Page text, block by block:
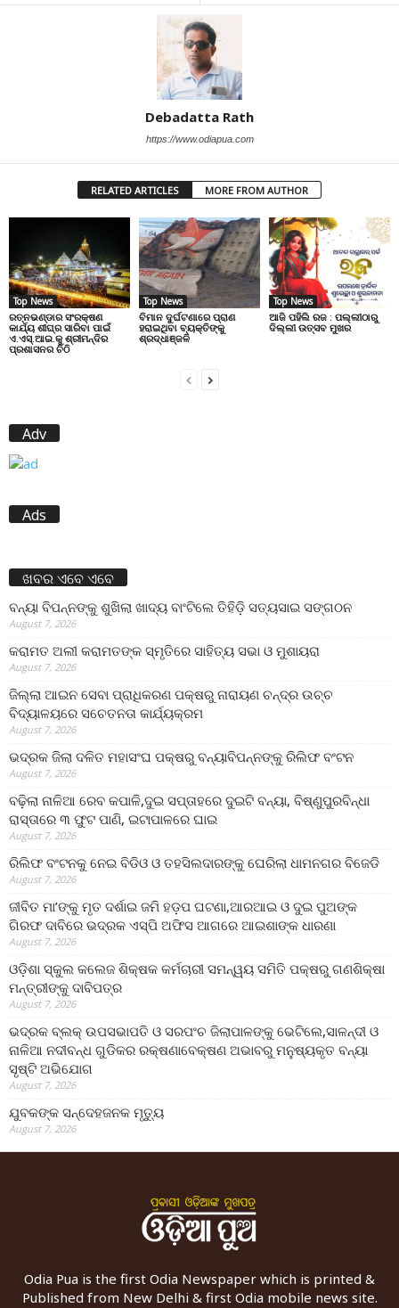
Debadatta Rath
https://www.odiapua.com
RELATED ARTICLES MORE FROM AUTHOR
Top News
ରତ୍ନଭଣ୍ଡାର ସଂରକ୍ଷଣ
କାର୍ଯ୍ୟ ଶୀଘ୍ର ସାରିବା ପାଇଁ
ଏ.ଏସ୍.ଆଇ.କୁ ଶ୍ରୀମନ୍ଦିର
ପ୍ରଶାସନର ଚିଠି
Top News
ବିମାନ ଦୁର୍ଘଟଣାରେ ପ୍ରାଣ
ହରାଇଥିବା ବ୍ୟକ୍ତିଙ୍କୁ
ଶ୍ରଦ୍ଧାଞ୍ଜଳି
Top News
ଆଜି ପହିଲି ରଜ : ପଲ୍ଲୀଠାରୁ
ଦିଲ୍ଲୀ ଉତ୍ସବ ମୁଖର
Adv
Ads
ଖବର ଏବେ ଏବେ
ବନ୍ୟା ବିପନ୍ନଙ୍କୁ ଶୁଖିଲା ଖାଦ୍ୟ ବାଂଟିଲେ ତିହିଡି଼ ସତ୍ୟସାଇ ସଙ୍ଗଠନ
August 7, 2026
କରାମତ ଅଲୀ କରାମତଙ୍କ ସ୍ମୃତିରେ ସାହିତ୍ୟ ସଭା ଓ ମୁଶାୟରା
August 7, 2026
ଜିଲ୍ଲା ଆଇନ ସେବା ପ୍ରାଧିକରଣ ପକ୍ଷରୁ ନାରାୟଣ ଚନ୍ଦ୍ର ଉଚ୍ଚ
ବିଦ୍ୟାଳୟରେ ସଚେତନତା କାର୍ଯ୍ୟକ୍ରମ
August 7, 2026
ଭଦ୍ରକ ଜିଲା ଦଳିତ ମହାସଂଘ ପକ୍ଷରୁ ବନ୍ୟାବିପନ୍ନଙ୍କୁ ରିଲିଫ ବଂଟନ
August 7, 2026
ବଢ଼ିଲା ନାଳିଆ ରେବ କପାଳି,ଦୁଇ ସପ୍ତାହରେ ଦୁଇଟି ବନ୍ୟା, ବିଷ୍ଣୁପୁରବିନ୍ଧା
ରାସ୍ତାରେ ୩ ଫୁଟ ପାଣି, ଇଟାପାଳରେ ଘାଇ
August 7, 2026
ରିଲିଫ ବଂଟନକୁ ନେଇ ବିଡିଓ ଓ ତହସିଲଦାରଙ୍କୁ ଘେରିଲା ଧାମନଗର ବିଜେଡି
August 7, 2026
ଜୀବିତ ମା’ଙ୍କୁ ମୃତ ଦର୍ଶାଇ ଜମି ହଡ଼ପ ଘଟଣା,ଆରଆଇ ଓ ଦୁଇ ପୁଅଙ୍କ
ଗିରଫ ଦାବିରେ ଭଦ୍ରକ ଏସ୍‌ପି ଅଫିସ ଆଗରେ ଆଇଶାଙ୍କ ଧାରଣା
August 7, 2026
ଓଡ଼ିଶା ସ୍କୁଲ କଲେଜ ଶିକ୍ଷକ କର୍ମଚାରୀ ସମନ୍ୱୟ ସମିତି ପକ୍ଷରୁ ଗଣଶିକ୍ଷା
ମନ୍ତ୍ରୀଙ୍କୁ ଦାବିପତ୍ର
August 7, 2026
ଭଦ୍ରକ ବ୍ଲକ୍ ଉପସଭାପତି ଓ ସରପଂଚ ଜିଲାପାଳଙ୍କୁ ଭେଟିଲେ,ସାଳନ୍ଦୀ ଓ
ନାଳିଆ ନଦୀବନ୍ଧ ଗୁଡିକର ରକ୍ଷଣାବେକ୍ଷଣ ଅଭାବରୁ ମନୁଷ୍ୟକୃତ ବନ୍ୟା
ସୃଷ୍ଟି ଅଭିଯୋଗ
August 7, 2026
ଯୁବକଙ୍କ ସନ୍ଦେହଜନକ ମୃତ୍ୟୁ
August 7, 2026
Odia Pua is the first Odia Newspaper which is printed &
Published from New Delhi & first Odia mobile news site.